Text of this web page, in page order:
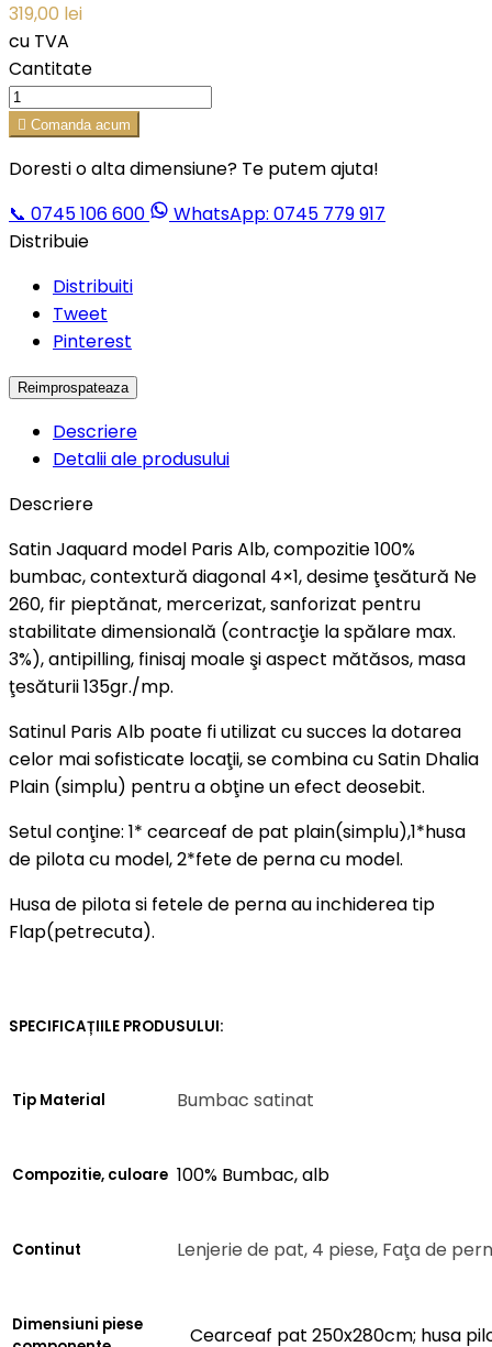
319,00 lei
cu TVA
Cantitate
 Comanda acum
Doresti o alta dimensiune? Te putem ajuta!
📞 0745 106 600
WhatsApp: 0745 779 917
Distribuie
Distribuiti
Tweet
Pinterest
Descriere
Detalii ale produsului
Descriere
Satin Jaquard model Paris Alb, compozitie 100%
bumbac, contextură diagonal 4×1, desime ţesătură Ne
260, fir pieptănat, mercerizat, sanforizat pentru
stabilitate dimensională (contracţie la spălare max.
3%), antipilling, finisaj moale şi aspect mătăsos, masa
ţesăturii 135gr./mp.
Satinul Paris Alb poate fi utilizat cu succes la dotarea
celor mai sofisticate locaţii, se combina cu Satin Dhalia
Plain (simplu) pentru a obţine un efect deosebit.
Setul conţine: 1* cearceaf de pat plain(simplu),1*husa
de pilota cu model, 2*fete de perna cu model.
Husa de pilota si fetele de perna au inchiderea tip
Flap(petrecuta).
SPECIFICAȚIILE PRODUSULUI:
Tip Material Bumbac satinat
Compozitie, culoare 100% Bumbac, alb
Continut Lenjerie de pat, 4 piese, Faţa de
Dimensiuni piese
Cearceaf pat 250x280cm; husa